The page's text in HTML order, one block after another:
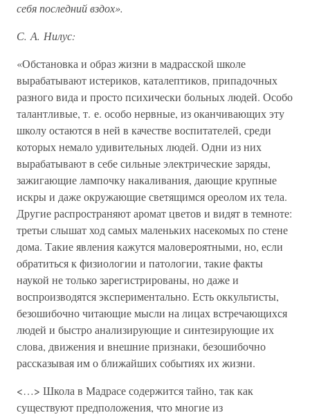
себя последний вздох».
С. А. Нилус:
«Обстановка и образ жизни в мадрасской школе
вырабатывают истериков, каталептиков, припадочных
разного вида и просто психически больных людей. Особо
талантливые, т. е. особо нервные, из оканчивающих эту
школу остаются в ней в качестве воспитателей, среди
которых немало удивительных людей. Одни из них
вырабатывают в себе сильные электрические заряды,
зажигающие лампочку накаливания, дающие крупные
искры и даже окружающие светящимся ореолом их тела.
Другие распространяют аромат цветов и видят в темноте:
третьи слышат ход самых маленьких насекомых по стене
дома. Такие явления кажутся маловероятными, но, если
обратиться к физиологии и патологии, такие факты
наукой не только зарегистрированы, но даже и
воспроизводятся экспериментально. Есть оккультисты,
безошибочно читающие мысли на лицах встречающихся
людей и быстро анализирующие и синтезирующие их
слова, движения и внешние признаки, безошибочно
рассказывая им о ближайших событиях их жизни.
<…> Школа в Мадрасе содержится тайно, так как
существуют предположения, что многие из